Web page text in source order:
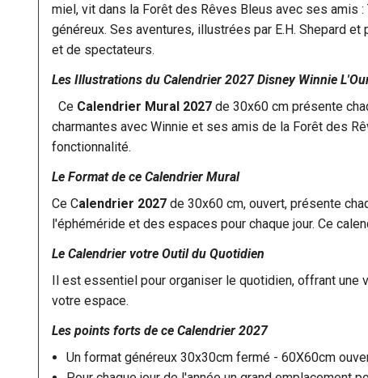
miel, vit dans la Forêt des Rêves Bleus avec ses amis
généreux. Ses aventures, illustrées par E.H. Shepard
et de spectateurs.
Les Illustrations du Calendrier 2027 Disney Winnie
Ce Calendrier Mural 2027 de 30x60 cm présente
charmantes avec Winnie et ses amis de la Forêt des
fonctionnalité.
Le Format de ce Calendrier Mural
Ce Calendrier 2027 de 30x60 cm, ouvert, présente
l'éphéméride et des espaces pour chaque jour. Ce
Le Calendrier votre Outil du Quotidien
Il est essentiel pour organiser le quotidien, offrant une
votre espace.
Les points forts de ce Calendrier 2027
Un format généreux 30x30cm fermé - 60X60cm